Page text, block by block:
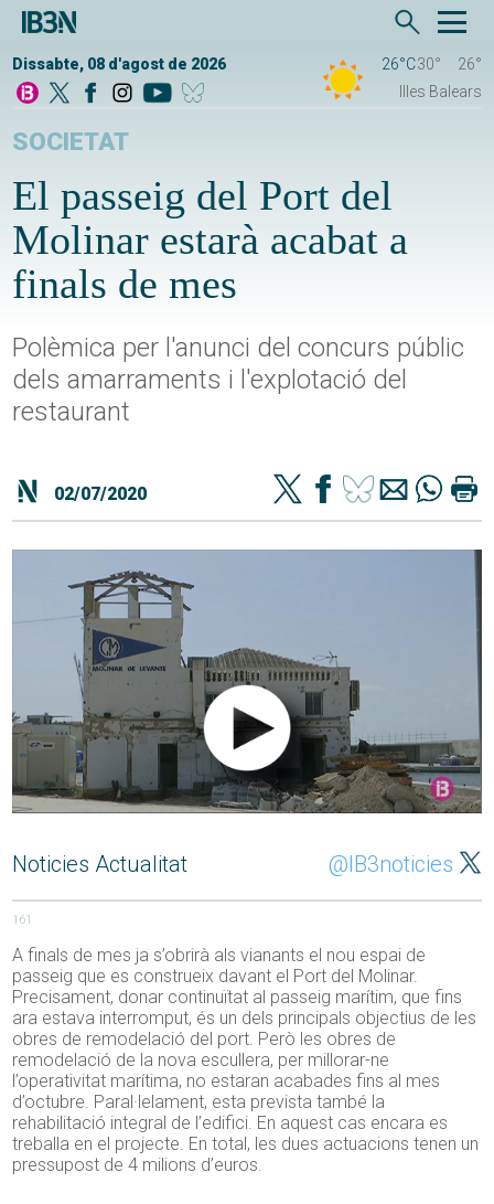
Dissabte, 08 d'agost de 2026 26°C30°
26°
Illes Balears
SOCIETAT
El passeig del Port del
Molinar estarà acabat a
finals de mes
Polèmica per l'anunci del concurs públic
dels amarraments i l'explotació del
restaurant
02/07/2020
Noticies Actualitat @IB3noticies
161
A finals de mes ja s’obrirà als vianants el nou espai de
passeig que es construeix davant el Port del Molinar.
Precisament, donar continuïtat al passeig marítim, que fins
ara estava interromput, és un dels principals objectius de les
obres de remodelació del port. Però les obres de
remodelació de la nova escullera, per millorar-ne
l’operativitat marítima, no estaran acabades fins al mes
d’octubre. Paral·lelament, esta prevista també la
rehabilitació integral de l’edifici. En aquest cas encara es
treballa en el projecte. En total, les dues actuacions tenen un
pressupost de 4 milions d’euros.